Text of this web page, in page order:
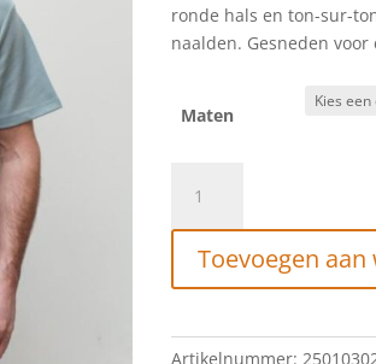
ronde hals en ton-sur-
naalden. Gesneden
Maten
Luxury
Comfy
Lead
Toevoegen
Artikelnummer: